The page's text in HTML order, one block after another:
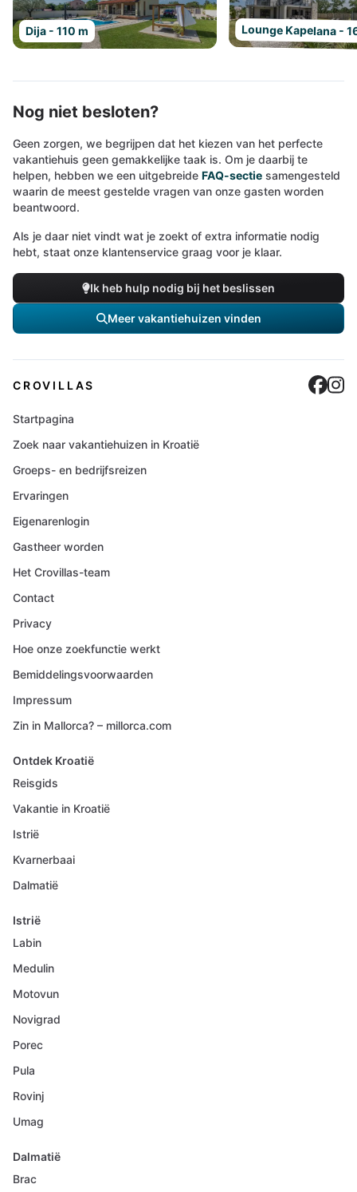
Dija - 110 m Lounge Kapelana -
Nog niet besloten?
Geen zorgen, we begrijpen dat het kiezen van het perfecte
vakantiehuis geen gemakkelijke taak is. Om je daarbij te
helpen, hebben we een uitgebreide FAQ-sectie samengesteld
waarin de meest gestelde vragen van onze gasten worden
beantwoord.
Als je daar niet vindt wat je zoekt of extra informatie nodig
hebt, staat onze klantenservice graag voor je klaar.
Ik heb hulp nodig bij het beslissen
Meer vakantiehuizen vinden
CROVILLAS
Startpagina
Zoek naar vakantiehuizen in Kroatië
Groeps- en bedrijfsreizen
Ervaringen
Eigenarenlogin
Gastheer worden
Het Crovillas-team
Contact
Privacy
Hoe onze zoekfunctie werkt
Bemiddelingsvoorwaarden
Impressum
Zin in Mallorca? – millorca.com
Ontdek Kroatië
Reisgids
Vakantie in Kroatië
Istrië
Kvarnerbaai
Dalmatië
Istrië
Labin
Medulin
Motovun
Novigrad
Porec
Pula
Rovinj
Umag
Dalmatië
Brac